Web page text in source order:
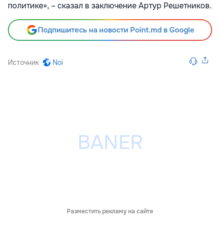
политике», – сказал в заключение Артур Решетников.
Подпишитесь на новости Point.md в Google
Источник Noi
Разместить рекламу на сайте